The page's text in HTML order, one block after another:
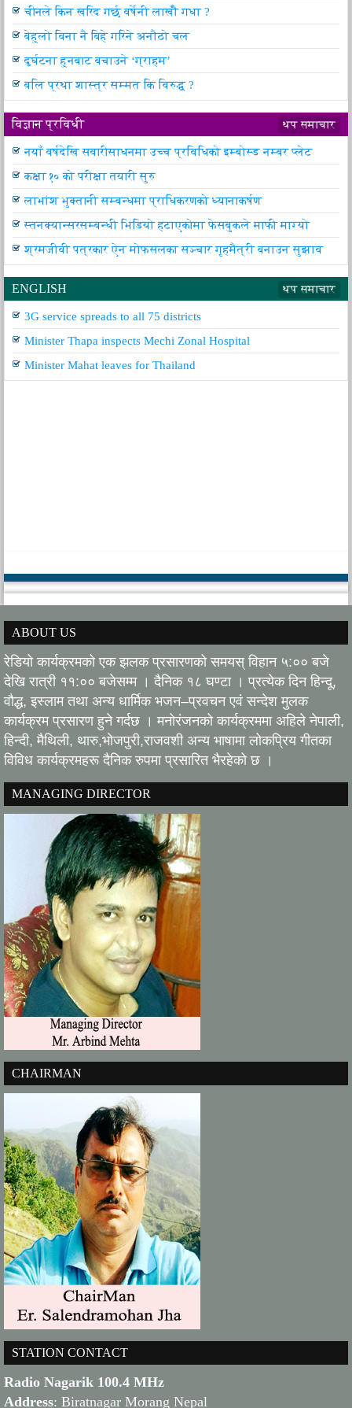
चीनले किन खरिद गर्छ वर्षेनी लाखौँ गधा ?
बेहुलो विना नै बिहे गरिने अनौठो चल
दुर्घटना हुनबाट बचाउने ‘ग्राहम’
बलि प्रथा शास्त्र सम्मत कि विरुद्ध ?
विज्ञान प्रविधी थप समाचार
नयाँ वर्षदेखि सवारीसाधनमा उच्च प्रविधिको इम्बोस्ड नम्बर प्लेट
कक्षा १० को परीक्षा तयारी सुरु
लाभांश भुक्तानी सम्बन्धमा प्राधिकरणको ध्यानाकर्षण
स्तनक्यान्सरसम्बन्धी भिडियो हटाएकोमा फेसबुकले माफी माग्यो
श्रमजीवी पत्रकार ऐन मोफसलका सञ्चार गृहमैत्री बनाउन सुझाव
ENGLISH थप समाचार
3G service spreads to all 75 districts
Minister Thapa inspects Mechi Zonal Hospital
Minister Mahat leaves for Thailand
ABOUT US
रेडियो कार्यक्रमको एक झलक प्रसारणको समयस् विहान ५:०० बजे
देखि रात्री ११:०० बजेसम्म । दैनिक १८ घण्टा । प्रत्येक दिन हिन्दू,
वौद्ध, इस्लाम तथा अन्य धार्मिक भजन–प्रवचन एवं सन्देश मुलक
कार्यक्रम प्रसारण हुने गर्दछ । मनोरंजनको कार्यक्रममा अहिले नेपाली,
हिन्दी, मैथिली, थारु,भोजपुरी,राजवशी अन्य भाषामा लोकप्रिय गीतका
विविध कार्यक्रमहरू दैनिक रुपमा प्रसारित भैरहेको छ ।
MANAGING DIRECTOR
CHAIRMAN
STATION CONTACT
Radio Nagarik 100.4 MHz
Address: Biratnagar Morang Nepal